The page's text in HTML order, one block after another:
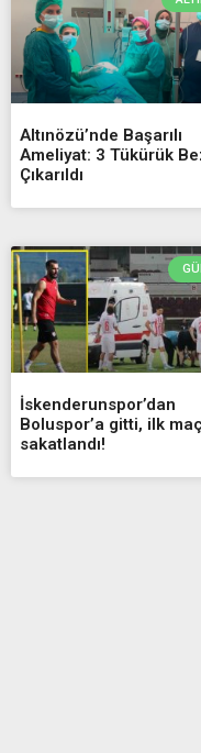
Altınözü’nde Başarılı
Ameliyat: 3 Tükürük
Çıkarıldı
İskenderunspor’dan
Boluspor’a gitti, ilk
sakatlandı!